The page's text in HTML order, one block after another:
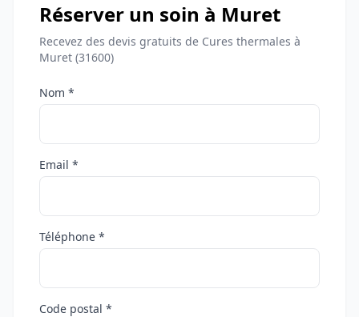
Réserver un soin à Muret
Recevez des devis gratuits de Cures thermales à
Muret (31600)
Nom *
Email *
Téléphone *
Code postal *